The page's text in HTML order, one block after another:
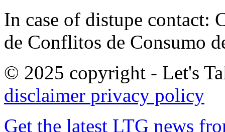
In case of distupe contact:
de Conflitos de Consumo
© 2025 copyright - Let's
disclaimer privacy policy
Get the latest LTG news